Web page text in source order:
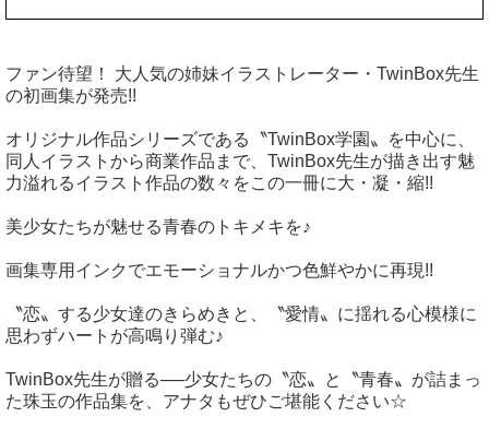
ファン待望！ 大人気の姉妹イラストレーター・TwinBox先生
の初画集が発売!!
オリジナル作品シリーズである〝TwinBox学園〟を中心に、
同人イラストから商業作品まで、TwinBox先生が描き出す魅
力溢れるイラスト作品の数々をこの一冊に大・凝・縮!!
美少女たちが魅せる青春のトキメキを♪
画集専用インクでエモーショナルかつ色鮮やかに再現!!
〝恋〟する少女達のきらめきと、〝愛情〟に揺れる心模様に
思わずハートが高鳴り弾む♪
TwinBox先生が贈る──少女たちの〝恋〟と〝青春〟が詰まっ
た珠玉の作品集を、アナタもぜひご堪能ください☆